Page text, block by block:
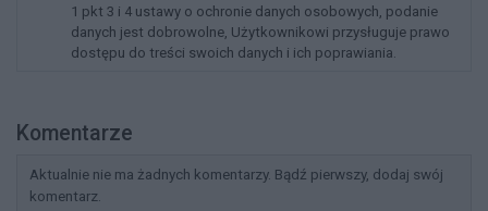
1 pkt 3 i 4 ustawy o ochronie danych osobowych, podanie
danych jest dobrowolne, Użytkownikowi przysługuje prawo
dostępu do treści swoich danych i ich poprawiania.
Komentarze
Aktualnie nie ma żadnych komentarzy. Bądź pierwszy, dodaj swój
komentarz.